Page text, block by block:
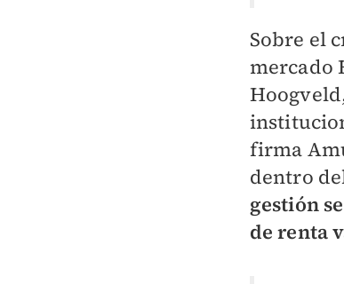
Sobre el
mercado
firma
dentro
gestión
de renta